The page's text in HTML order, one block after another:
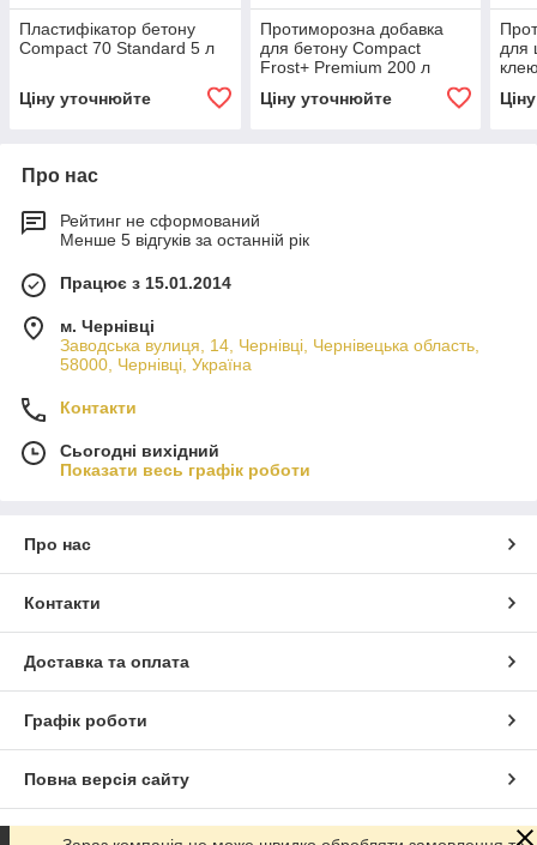
Пластифікатор бетону
Compact 70 Standard 5 л
Ціну уточнюйте
Протиморозна добавка
для бетону Compact
Frost+ Premium 200 л
Ціну уточнюйте
для
Про нас
Рейтинг не сформований
Менше 5 відгуків за останній рік
Працює з 15.01.2014
м. Чернівці
Заводська вулиця, 14, Чернівці, Чернівецька область,
58000, Чернівці, Україна
Контакти
Сьогодні вихідний
Показати весь графік роботи
Про нас
Контакти
Доставка та оплата
Графік роботи
Повна версія сайту
Сайт створено на маркетплейсіProm.ua